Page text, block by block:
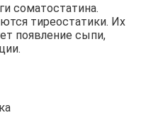
соматостатина.
тиреостатики. Их
появление сыпи,